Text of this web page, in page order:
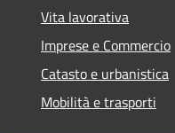
Vita lavorativa
Imprese e Commercio
Catasto e urbanistica
Mobilità e trasporti